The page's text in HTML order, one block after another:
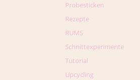
Probesticken
Rezepte
RUMS
Schnittexperimente
Tutorial
Upcycling